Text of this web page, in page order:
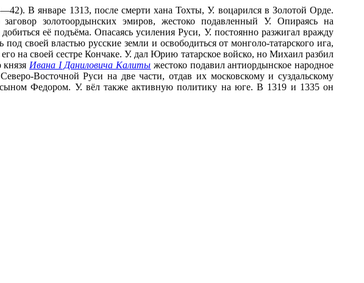
В январе 1313, после смерти хана Тохты, У. воцарился в Золотой Орде.
золотоордынских эмиров, жестоко подавленный У. Опираясь на
её подъёма. Опасаясь усиления Руси, У. постоянно разжигал вражду
под своей властью русские земли и освободиться от монголо-татарского ига,
на своей сестре Кончаке. У. дал Юрию татарское войско, но Михаил разбил
Ивана I Даниловича Калиты жестоко подавил антиордынское народное
Восточной Руси на две части, отдав их московскому и суздальскому
Федором. У. вёл также активную политику на юге. В 1319 и 1335 он